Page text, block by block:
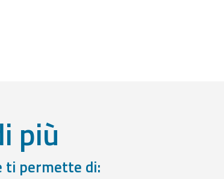
più
ti permette di: